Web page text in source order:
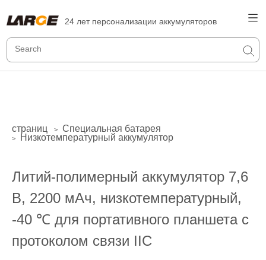
24 лет персонализации аккумуляторов
страниц > Специальная батарея
> Низкотемпературный аккумулятор
Литий-полимерный аккумулятор 7,6
В, 2200 мАч, низкотемпературный,
-40 ℃ для портативного планшета с
протоколом связи IIC